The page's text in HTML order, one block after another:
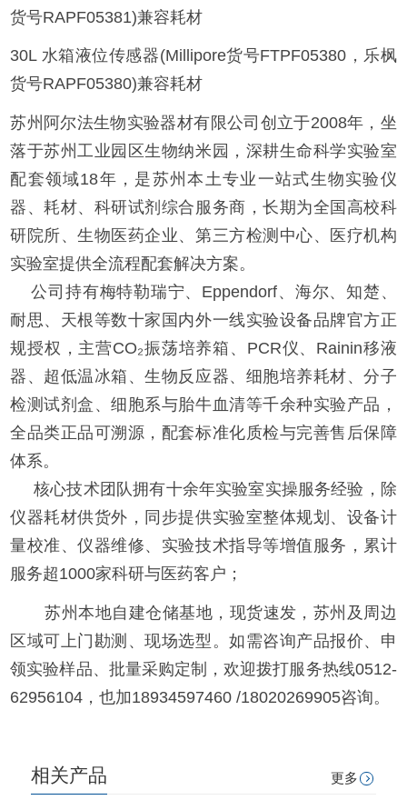
货号RAPF05381)兼容耗材
30L 水箱液位传感器(Millipore货号FTPF05380，乐枫
货号RAPF05380)兼容耗材
苏州阿尔法生物实验器材有限公司创立于2008年，坐
落于苏州工业园区生物纳米园，深耕生命科学实验室
配套领域18年，是苏州本土专业一站式生物实验仪
器、耗材、科研试剂综合服务商，长期为全国高校科
研院所、生物医药企业、第三方检测中心、医疗机构
实验室提供全流程配套解决方案。
公司持有梅特勒瑞宁、Eppendorf、海尔、知楚、
耐思、天根等数十家国内外一线实验设备品牌官方正
规授权，主营CO₂振荡培养箱、PCR仪、Rainin移液
器、超低温冰箱、生物反应器、细胞培养耗材、分子
检测试剂盒、细胞系与胎牛血清等千余种实验产品，
全品类正品可溯源，配套标准化质检与完善售后保障
体系。
核心技术团队拥有十余年实验室实操服务经验，除
仪器耗材供货外，同步提供实验室整体规划、设备计
量校准、仪器维修、实验技术指导等增值服务，累计
服务超1000家科研与医药客户；
苏州本地自建仓储基地，现货速发，苏州及周边
区域可上门勘测、现场选型。如需咨询产品报价、申
领实验样品、批量采购定制，欢迎拨打服务热线0512-
62956104，也加18934597460 /18020269905咨询。
相关产品 更多